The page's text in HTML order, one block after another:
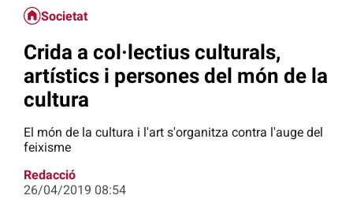
Societat
Crida a col·lectius culturals,
artístics i persones del món de la
cultura
El món de la cultura i l'art s'organitza contra l'auge del
feixisme
Redacció
26/04/2019 08:54